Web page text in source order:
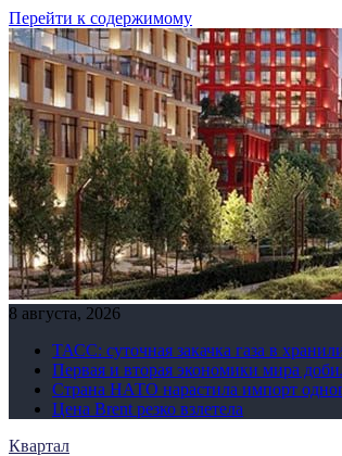
Перейти к содержимому
8 августа, 2026
ТАСС: суточная закачка газа в
Первая и вторая экономики мира
Страна НАТО нарастила импорт
Цена Brent резко взлетела
Квартал